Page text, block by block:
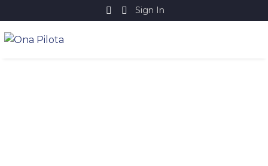
Sign In